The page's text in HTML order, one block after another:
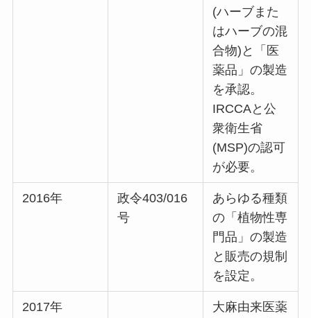
(ハーブまた
はハーブの混
合物)と「医
薬品」の製造
を承認。
IRCCAと公
衆衛生省
(MSP)の認可
が必要。
2016年
政令403/016
号
あらゆる種類
の「植物性専
門品」の製造
と販売の規制
を設定。
2017年
大麻由来医薬